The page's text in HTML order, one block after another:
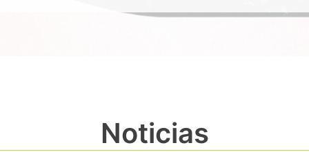
Noticias